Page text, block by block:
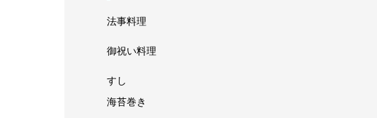
法事料理
御祝い料理
すし
海苔巻き